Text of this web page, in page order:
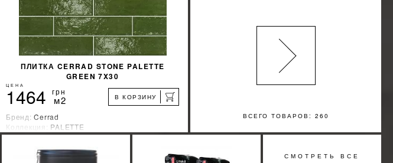
ПЛИТКА CERRAD STONE PALETTE
GREEN 7X30
ЦЕНА
1464 грн
м2 В КОРЗИНУ
Бренд:Cerrad
Коллекция: PALETTE
Страна-производитель:Польша
УЗНАТЬ СВОЮ СКИДКУ %
ВСЕГО ТОВАРОВ: 260
СМОТРЕТЬ ВСЕ